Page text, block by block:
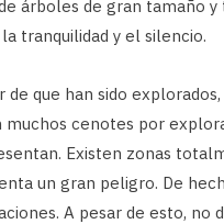
árboles de gran tamaño
tranquilidad y el silencio.
de que han sido
muchos cenotes por
Existen zonas
un gran peligro. De
A pesar de esto, no